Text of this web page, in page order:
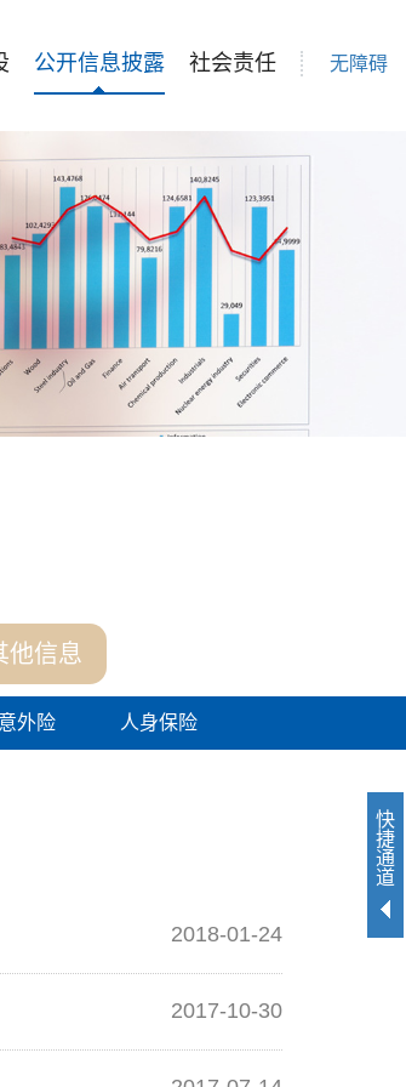
无障碍
公开信息披露 社会责任
他信息
意外险 人身保险
2018-01-24
2017-10-30
快
捷
通
道